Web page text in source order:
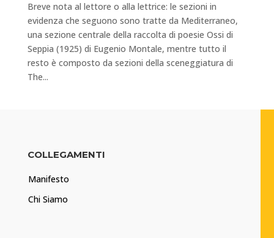
Breve nota al lettore o alla lettrice: le sezioni in
evidenza che seguono sono tratte da Mediterraneo,
una sezione centrale della raccolta di poesie Ossi di
Seppia (1925) di Eugenio Montale, mentre tutto il
resto è composto da sezioni della sceneggiatura di
The...
COLLEGAMENTI
Manifesto
Chi Siamo